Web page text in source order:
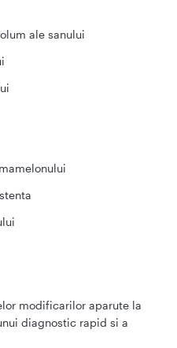
ale sanului
modificarilor aparute la
diagnostic rapid si a